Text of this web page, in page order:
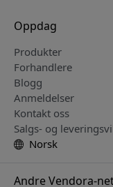
Oppdag
Produkter
Forhandlere
Blogg
Anmeldelser
Kontakt oss
Salgs- og
Norsk
Andre Vendora-